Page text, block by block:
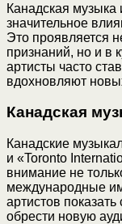
Канадская музыка
значительное
Это проявляется
признаний, но и в
артисты часто
вдохновляют
Канадская
Канадские
и «Toronto
внимание не
международные
артистов
обрести новую